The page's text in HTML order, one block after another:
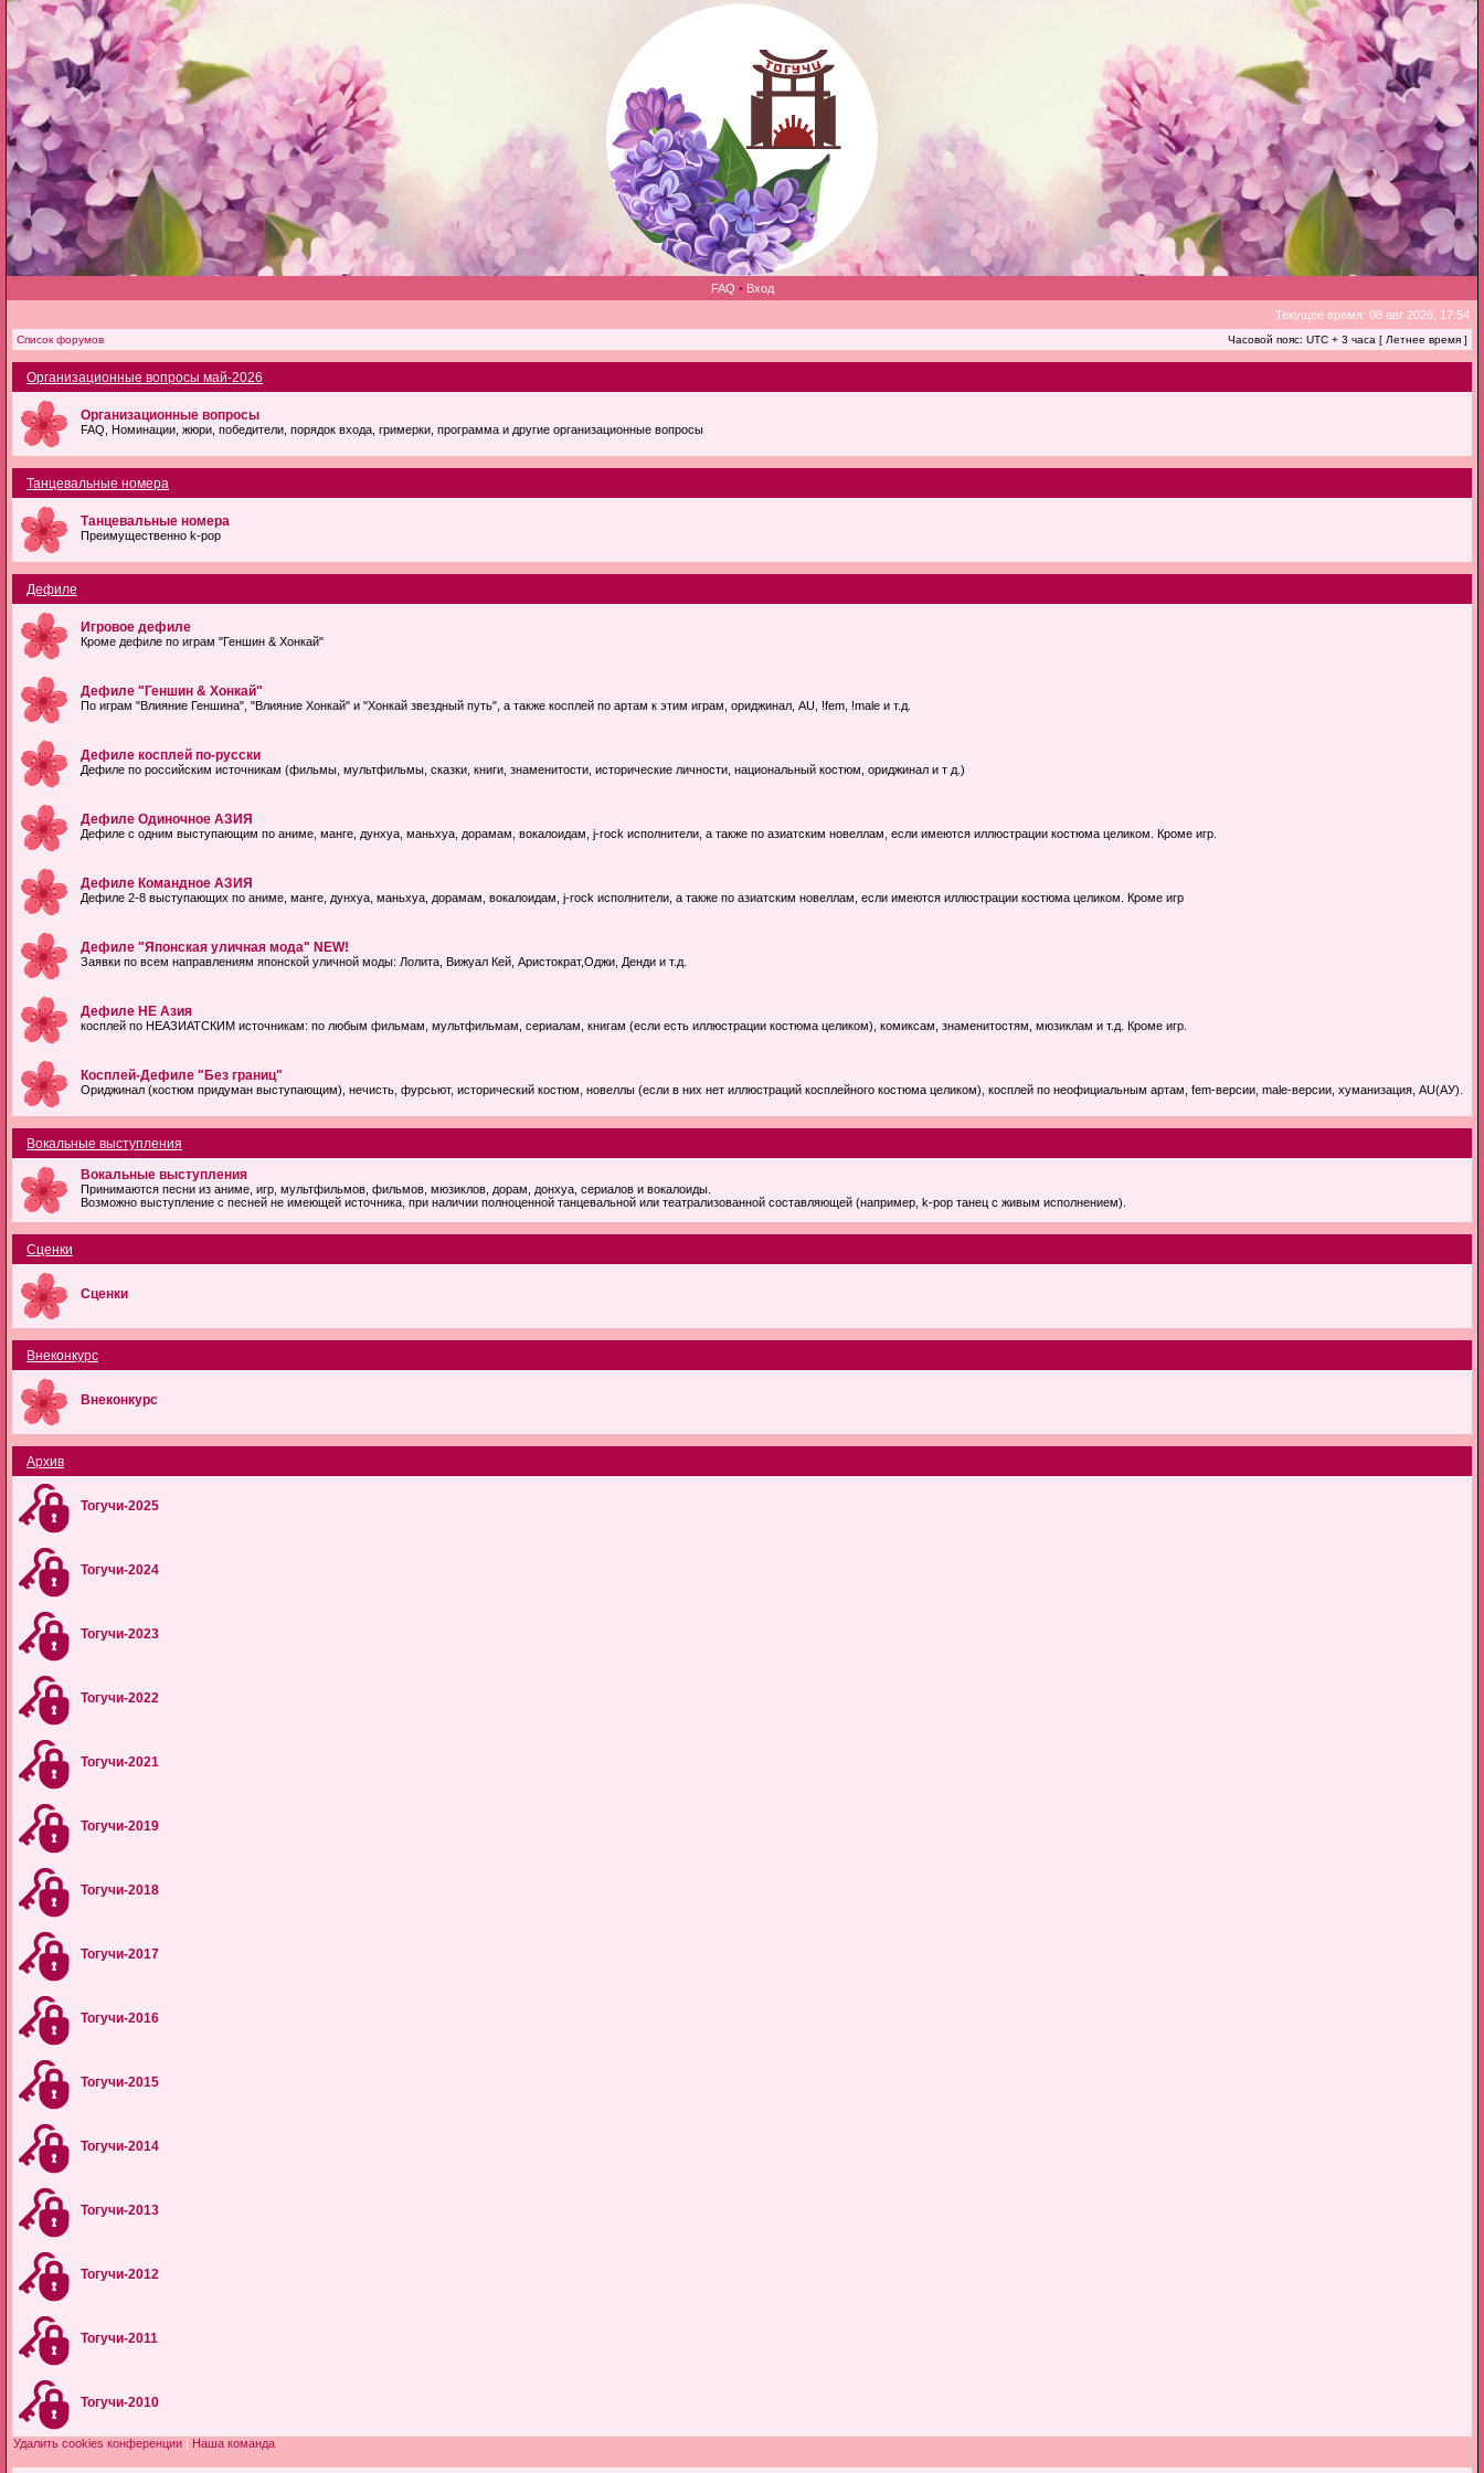
FAQ • Вход
Текущее время: 08 авг 2026, 17:54
Список форумов Часовой пояс: UTC + 3 часа [ Летнее время ]
Организационные вопросы май-2026
Организационные вопросы
FAQ, Номинации, жюри, победители, порядок входа, гримерки, программа и другие организационные вопросы
Танцевальные номера
Танцевальные номера
Преимущественно k-pop
Дефиле
Игровое дефиле
Кроме дефиле по играм "Геншин & Хонкай"
Дефиле "Геншин & Хонкай"
По играм "Влияние Геншина", "Влияние Хонкай" и "Хонкай звездный путь", а также косплей по артам к этим играм, ориджинал, AU, !fem, !male и т.д.
Дефиле косплей по-русски
Дефиле по российским источникам (фильмы, мультфильмы, сказки, книги, знаменитости, исторические личности, национальный костюм, ориджинал и т д.)
Дефиле Одиночное АЗИЯ
Дефиле с одним выступающим по аниме, манге, дунхуа, маньхуа, дорамам, вокалоидам, j-rock исполнители, а также по азиатским новеллам, если имеются иллюстрации костюма целиком. Кроме игр.
Дефиле Командное АЗИЯ
Дефиле 2-8 выступающих по аниме, манге, дунхуа, маньхуа, дорамам, вокалоидам, j-rock исполнители, а также по азиатским новеллам, если имеются иллюстрации костюма целиком. Кроме игр
Дефиле "Японская уличная мода" NEW!
Заявки по всем направлениям японской уличной моды: Лолита, Вижуал Кей, Аристократ,Оджи, Денди и т.д.
Дефиле НЕ Азия
косплей по НЕАЗИАТСКИМ источникам: по любым фильмам, мультфильмам, сериалам, книгам (если есть иллюстрации костюма целиком), комиксам, знаменитостям, мюзиклам и т.д. Кроме игр.
Косплей-Дефиле "Без границ"
Ориджинал (костюм придуман выступающим), нечисть, фурсьют, исторический костюм, новеллы (если в них нет иллюстраций косплейного костюма целиком), косплей по неофициальным артам, fem-версии, male-версии, хуманизация, AU(АУ).
Вокальные выступления
Вокальные выступления
Принимаются песни из аниме, игр, мультфильмов, фильмов, мюзиклов, дорам, донхуа, сериалов и вокалоиды.
Возможно выступление с песней не имеющей источника, при наличии полноценной танцевальной или театрализованной составляющей (например, k-pop танец с живым исполнением).
Сценки
Сценки
Внеконкурс
Внеконкурс
Архив
Тогучи-2025
Тогучи-2024
Тогучи-2023
Тогучи-2022
Тогучи-2021
Тогучи-2019
Тогучи-2018
Тогучи-2017
Тогучи-2016
Тогучи-2015
Тогучи-2014
Тогучи-2013
Тогучи-2012
Тогучи-2011
Тогучи-2010
Удалить cookies конференции | Наша команда